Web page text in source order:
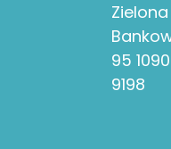
95
9198